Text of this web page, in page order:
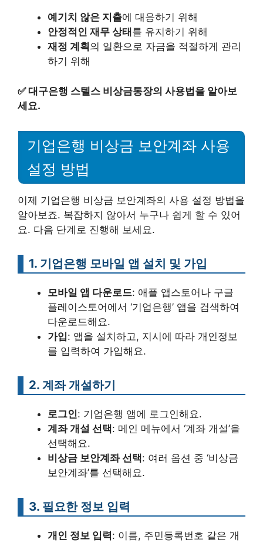
예기치 않은 지출에 대응하기 위해
안정적인 재무 상태 를 유지하기 위해
재정 계획 의 일환으로 자금을 적절하게 관리
하기 위해
✅대구은행 스텔스 비상금통장의 사용법을 알아보
세요.
기업은행 비상금 보안계좌 사용
설정 방법
이제 기업은행 비상금 보안계좌의 사용 설정 방법을
알아보죠. 복잡하지 않아서 누구나 쉽게 할 수 있어
요. 다음 단계로 진행해 보세요.
1. 기업은행 모바일 앱 설치 및 가입
모바일 앱 다운로드: 애플 앱스토어나 구글
플레이스토어에서 ‘기업은행’ 앱을 검색하여
다운로드해요.
가입: 앱을 설치하고, 지시에 따라 개인정보
를 입력하여 가입해요.
2. 계좌 개설하기
로그인: 기업은행 앱에 로그인해요.
계좌 개설 선택: 메인 메뉴에서 ‘계좌 개설’을
선택해요.
비상금 보안계좌 선택: 여러 옵션 중 ‘비상금
보안계좌’를 선택해요.
3. 필요한 정보 입력
개인 정보 입력: 이름, 주민등록번호 같은 개